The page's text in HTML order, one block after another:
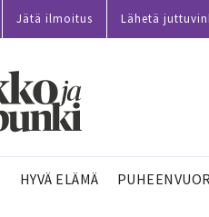
Jätä ilmoitus Lähetä
HYVÄ ELÄMÄ